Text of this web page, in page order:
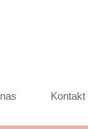
Kontakt